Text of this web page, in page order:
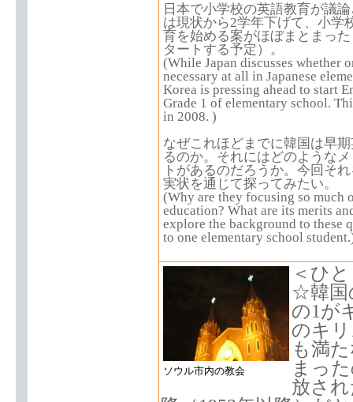
日本で小学校の英語教育が議
は現状から2学年下げて、小学
育を始める案がほぼまとまっ
タートする予定）。
(While Japan discusses whether
necessary at all in Japanese
Korea is pressing ahead to start
Grade 1 of elementary school.
in 2008. )
なぜこれほどまでに韓国は早
るのか。それにはどのような
トがあるのだろうか。今回そ
実状を通じて探ってみたい。
(Why are they focusing so much
education? What are its merits
explore the background to these
to one elementary school
ソウル市内の教会
＜ひ
☆韓国
の1が
のキ
も満
まっ
放さ